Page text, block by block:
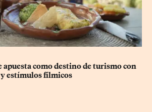
como destino de turismo con
estímulos fílmicos